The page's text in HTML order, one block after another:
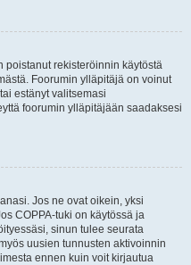
poistanut rekisteröinnin käytöstä
Foorumin ylläpitäjä on voinut
estänyt valitsemasi
foorumin ylläpitäjään saadaksesi
Jos ne ovat oikein, yksi
COPPA-tuki on käytössä ja
sinun tulee seurata
uusien tunnusten aktivoinnin
ennen kuin voit kirjautua